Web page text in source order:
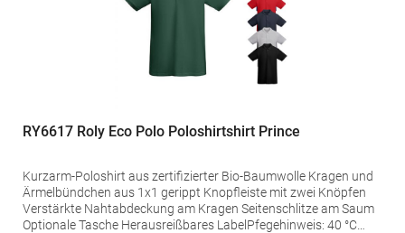
RY6617 Roly Eco Polo Poloshirtshirt Prince
Kurzarm-Poloshirt aus zertifizierter Bio-Baumwolle Kragen und
Ärmelbündchen aus 1x1 gerippt Knopfleiste mit zwei Knöpfen
Verstärkte Nahtabdeckung am Kragen Seitenschlitze am Saum
Optionale Tasche Herausreißbares LabelPfegehinweis: 40 °C